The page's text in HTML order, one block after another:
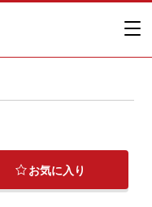
お気に入り